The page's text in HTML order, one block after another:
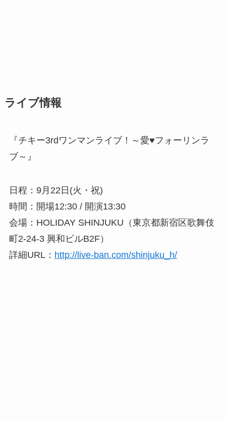
ライブ情報
『チキー3rdワンマンライブ！～愛♥フォーリンラ
ブ～』
日程：9月22日(火・祝)
時間：開場12:30 / 開演13:30
会場：HOLIDAY SHINJUKU（東京都新宿区歌舞伎
町2-24-3 興和ビルB2F）
詳細URL： http://live-ban.com/shinjuku_h/